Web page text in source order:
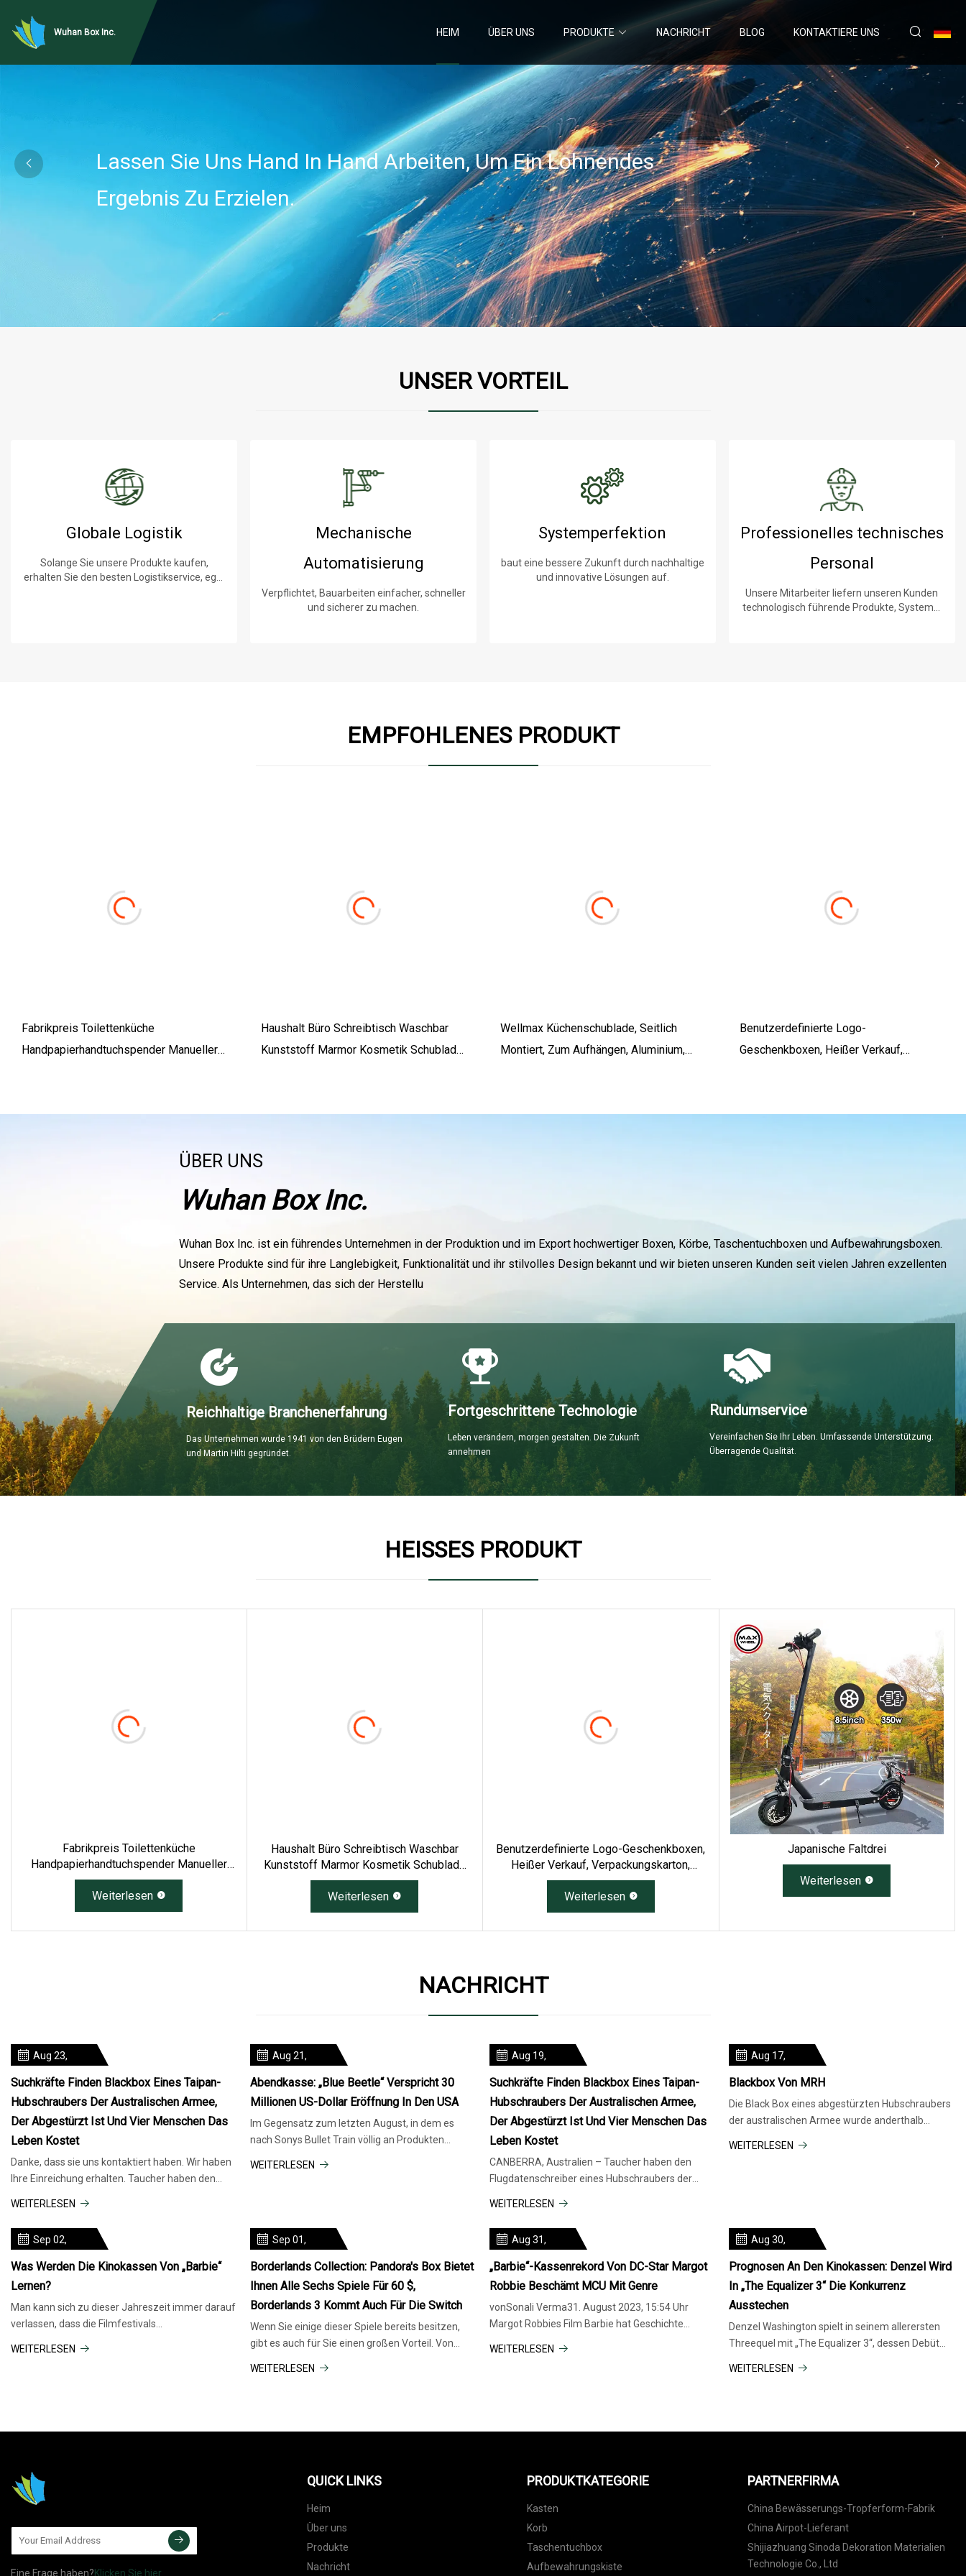
Wuhan Box Inc. HEIM ÜBER UNS PRODUKTE NACHRICHT BLOG KONTAKTIERE UNS
UNSER VORTEIL
Globale Logistik
Solange Sie unsere Produkte kaufen,
erhalten Sie den besten Logistikservice, egal
Mechanische
Automatisierung
Verpflichtet, Bauarbeiten einfacher, schneller
und sicherer zu machen.
Systemperfektion
baut eine bessere Zukunft durch nachhaltige
und innovative Lösungen auf.
Professionelles technisches
Personal
Unsere Mitarbeiter liefern unseren Kunden
technologisch führende Produkte, Systeme,
EMPFOHLENES PRODUKT
Fabrikpreis Toilettenküche
Handpapierhandtuchspender Manueller
Haushalt Büro Schreibtisch Waschbar
Kunststoff Marmor Kosmetik Schublade
Wellmax Küchenschublade, Seitlich
Montiert, Zum Aufhängen, Aluminium,
Benutzerdefinierte Logo-
Geschenkboxen, Heißer Verkauf,
Faltbare Papierbox
ÜBER UNS
Wuhan Box Inc.
Wuhan Box Inc. ist ein führendes Unternehmen in der Produktion und im Export hochwertiger Boxen, Körbe, Taschentuchboxen und Aufbewahrungsboxen.
Unsere Produkte sind für ihre Langlebigkeit, Funktionalität und ihr stilvolles Design bekannt und wir bieten unseren Kunden seit vielen Jahren exzellenten
Service. Als Unternehmen, das sich der Herstellu
Reichhaltige Branchenerfahrung
Das Unternehmen wurde 1941 von den Brüdern Eugen
und Martin Hilti gegründet.
Fortgeschrittene Technologie
Leben verändern, morgen gestalten. Die Zukunft
annehmen
Rundumservice
Vereinfachen Sie Ihr Leben. Umfassende Unterstützung.
Überragende Qualität.
HEISSES PRODUKT
Fabrikpreis Toilettenküche
Handpapierhandtuchspender Manueller
Kosmetiktuchkasten Papier
Weiterlesen
Haushalt Büro Schreibtisch Waschbar
Kunststoff Marmor Kosmetik Schublade
Organizer Trennwände Make-Up Organizer
Weiterlesen
Benutzerdefinierte Logo-Geschenkboxen,
Heißer Verkauf, Verpackungskarton,
Kosmetische Plastikflasche, Versand,
Lagerung, Faltbare Papierbox
Weiterlesen
Japanische Faltdrei
Weiterlesen
NACHRICHT
Aug 23,
Suchkräfte Finden Blackbox Eines Taipan-
Hubschraubers Der Australischen Armee,
Der Abgestürzt Ist Und Vier Menschen Das
Leben Kostet
Danke, dass sie uns kontaktiert haben. Wir haben
Ihre Einreichung erhalten. Taucher haben den
WEITERLESEN
Aug 21,
Abendkasse: „Blue Beetle“ Verspricht 30
Millionen US-Dollar Eröffnung In Den USA
Im Gegensatz zum letzten August, in dem es
nach Sonys Bullet Train völlig an Produkten
WEITERLESEN
Aug 19,
Suchkräfte Finden Blackbox Eines Taipan-
Hubschraubers Der Australischen Armee,
Der Abgestürzt Ist Und Vier Menschen Das
Leben Kostet
CANBERRA, Australien – Taucher haben den
Flugdatenschreiber eines Hubschraubers der
WEITERLESEN
Aug 17,
Blackbox Von MRH
Die Black Box eines abgestürzten Hubschraubers
der australischen Armee wurde anderthalb
WEITERLESEN
Sep 02,
Was Werden Die Kinokassen Von „Barbie“
Lernen?
Man kann sich zu dieser Jahreszeit immer darauf
verlassen, dass die Filmfestivals
WEITERLESEN
Sep 01,
Borderlands Collection: Pandora's Box Bietet
Ihnen Alle Sechs Spiele Für 60 $,
Borderlands 3 Kommt Auch Für Die Switch
Wenn Sie einige dieser Spiele bereits besitzen,
gibt es auch für Sie einen großen Vorteil. Von
WEITERLESEN
Aug 31,
„Barbie“-Kassenrekord Von DC-Star Margot
Robbie Beschämt MCU Mit Genre
vonSonali Verma31. August 2023, 15:54 Uhr
Margot Robbies Film Barbie hat Geschichte
WEITERLESEN
Aug 30,
Prognosen An Den Kinokassen: Denzel Wird
In „The Equalizer 3“ Die Konkurrenz
Ausstechen
Denzel Washington spielt in seinem allerersten
Threequel mit „The Equalizer 3“, dessen Debüt
WEITERLESEN
Eine Frage haben?Klicken Sie hier
QUICK LINKS
Heim
Über uns
Produkte
Nachricht
PRODUKTKATEGORIE
Kasten
Korb
Taschentuchbox
Aufbewahrungskiste
PARTNERFIRMA
China Bewässerungs-Tropferform-Fabrik
China Airpot-Lieferant
Shijiazhuang Sinoda Dekoration Materialien
Technologie Co., Ltd